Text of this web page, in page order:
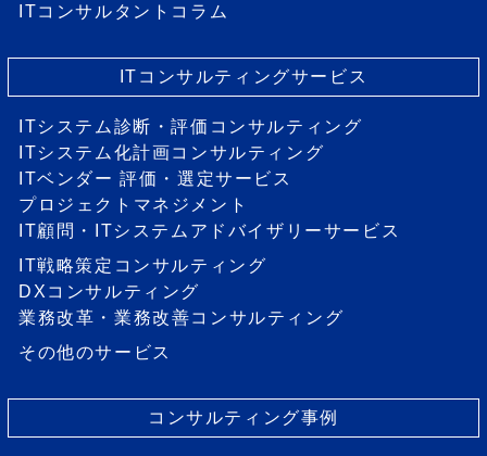
ITコンサルタントコラム
ITコンサルティングサービス
ITシステム診断・評価コンサルティング
ITシステム化計画コンサルティング
ITベンダー 評価・選定サービス
プロジェクトマネジメント
IT顧問・ITシステムアドバイザリーサービス
IT戦略策定コンサルティング
DXコンサルティング
業務改革・業務改善コンサルティング
その他のサービス
コンサルティング事例